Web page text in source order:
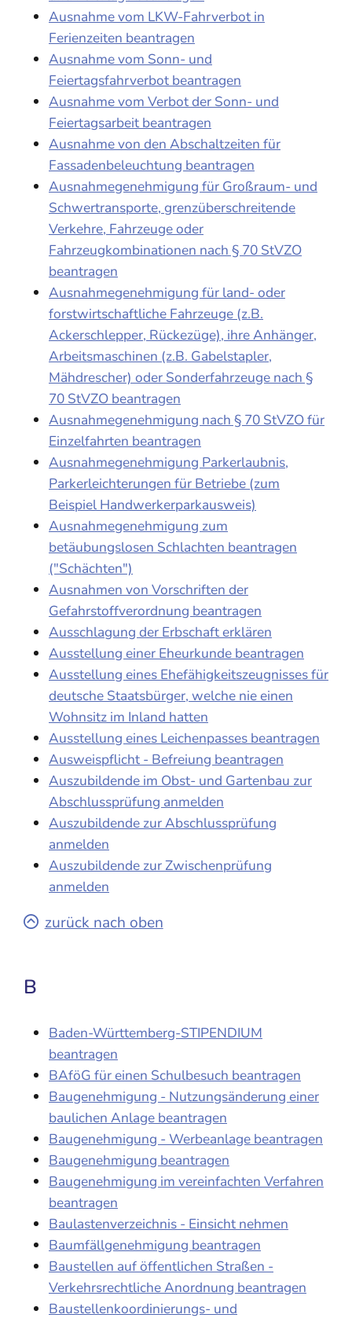
Ausnahme vom LKW-Fahrverbot in
Ferienzeiten beantragen
Ausnahme vom Sonn- und
Feiertagsfahrverbot beantragen
Ausnahme vom Verbot der Sonn- und
Feiertagsarbeit beantragen
Ausnahme von den Abschaltzeiten für
Fassadenbeleuchtung beantragen
Ausnahmegenehmigung für Großraum- und
Schwertransporte, grenzüberschreitende
Verkehre, Fahrzeuge oder
Fahrzeugkombinationen nach § 70 StVZO
beantragen
Ausnahmegenehmigung für land- oder
forstwirtschaftliche Fahrzeuge (z.B.
Ackerschlepper, Rückezüge), ihre Anhänger,
Arbeitsmaschinen (z.B. Gabelstapler,
Mähdrescher) oder Sonderfahrzeuge nach §
70 StVZO beantragen
Ausnahmegenehmigung nach § 70 StVZO für
Einzelfahrten beantragen
Ausnahmegenehmigung Parkerlaubnis,
Parkerleichterungen für Betriebe (zum
Beispiel Handwerkerparkausweis)
Ausnahmegenehmigung zum
betäubungslosen Schlachten beantragen
("Schächten")
Ausnahmen von Vorschriften der
Gefahrstoffverordnung beantragen
Ausschlagung der Erbschaft erklären
Ausstellung einer Eheurkunde beantragen
Ausstellung eines Ehefähigkeitszeugnisses für
deutsche Staatsbürger, welche nie einen
Wohnsitz im Inland hatten
Ausstellung eines Leichenpasses beantragen
Ausweispflicht - Befreiung beantragen
Auszubildende im Obst- und Gartenbau zur
Abschlussprüfung anmelden
Auszubildende zur Abschlussprüfung
anmelden
Auszubildende zur Zwischenprüfung
anmelden
zurück nach oben
B
Baden-Württemberg-STIPENDIUM
beantragen
BAföG für einen Schulbesuch beantragen
Baugenehmigung - Nutzungsänderung einer
baulichen Anlage beantragen
Baugenehmigung - Werbeanlage beantragen
Baugenehmigung beantragen
Baugenehmigung im vereinfachten Verfahren
beantragen
Baulastenverzeichnis - Einsicht nehmen
Baumfällgenehmigung beantragen
Baustellen auf öffentlichen Straßen -
Verkehrsrechtliche Anordnung beantragen
Baustellenkoordinierungs- und